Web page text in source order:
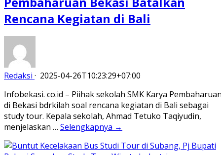
Rencana Kegiatan di Bali
Redaksi · 2025-04-26T10:23:29+07:00
Infobekasi. co.id – Piihak sekolah SMK Karya
di Bekasi bdrkilah soal rencana kegiatan di Bali sebagai
study tour. Kepala sekolah, Ahmad Tetuko Taqiyudin,
menjelaskan … Selengkapnya →